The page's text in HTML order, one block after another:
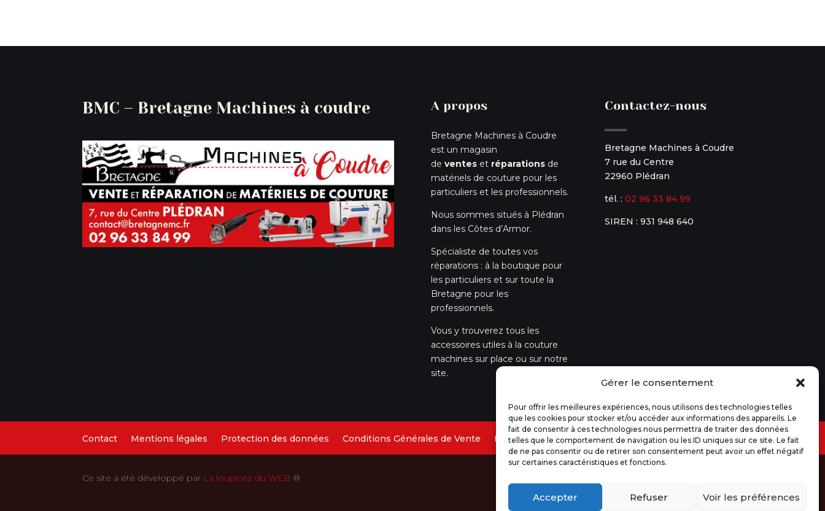
Gérer le consentement
Pour offrir les meilleures expériences, nous utilisons des technologies telles
que les cookies pour stocker et/ou accéder aux informations des appareils. Le
fait de consentir à ces technologies nous permettra de traiter des données
telles que le comportement de navigation ou les ID uniques sur ce site. Le fait
de ne pas consentir ou de retirer son consentement peut avoir un effet négatif
sur certaines caractéristiques et fonctions.
Accepter Refuser Voir les préférences
BMC – Bretagne Machines à coudre A propos
Bretagne Machines à Coudre
est un magasin
de ventes et réparations de
matériels de couture pour les
particuliers et les professionnels.
Nous sommes situés à Plédran
dans les Côtes d’Armor.
Spécialiste de toutes vos
réparations : à la boutique pour
les particuliers et sur toute la
Bretagne pour les
professionnels.
Vous y trouverez tous les
accessoires utiles à la couture
machines sur place ou sur notre
site.
Contactez-nous
Bretagne Machines à Coudre
7 rue du Centre
22960 Plédran
tél. :02 96 33 84 99
SIREN : 931 948 640
Contact Mentions légales Protection des données Conditions Générales de Vente Droit de rétractation Politique de cookies (UE)
Ce site a été développé par La loupiote du WEB ®